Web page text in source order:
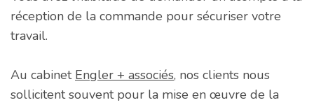
réception de la commande pour sécuriser votre
travail.
Au cabinet Engler + associés, nos clients nous
sollicitent souvent pour la mise en œuvre de la